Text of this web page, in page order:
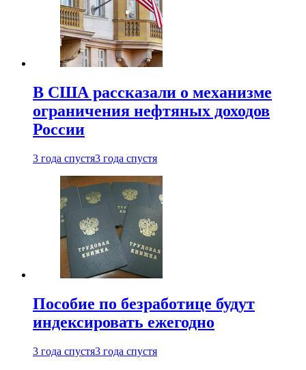
В США рассказали о механизме
ограничения нефтяных доходов
России
3 года спустя3 года спустя
Пособие по безработице будут
индексировать ежегодно
3 года спустя3 года спустя